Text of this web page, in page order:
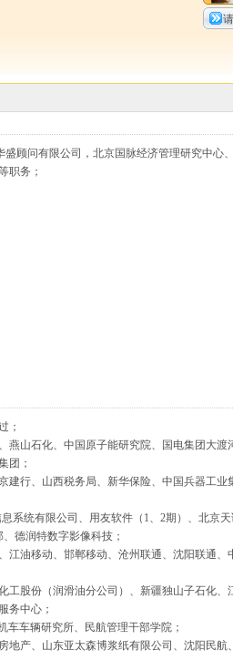
顾问有限公司，北京国脉经济管理研究中心
职务；
；
燕山石化、中国原子能研究院、国电集团大渡
团；
行、山西税务局、新华保险、中国兵器工业
系统有限公司、用友软件（1、2期）、北京
德润特数字影像科技；
油移动、邯郸移动、沧州联通、沈阳联通、
工股份（润滑油分公司）、新疆独山子石化、
务中心；
车辆研究所、民航管理干部学院；
产、山东亚太森博浆纸有限公司、沈阳民航